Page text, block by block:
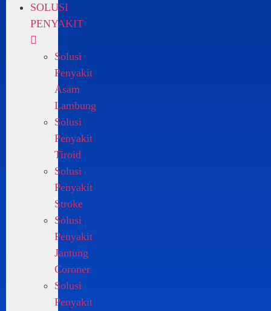
SOLUSI
PENYAKIT
Solusi
Penyakit
Asam
Lambung
Solusi
Penyakit
Tiroid
Solusi
Penyakit
Stroke
Solusi
Penyakit
Jantung
Coroner
Solusi
Penyakit